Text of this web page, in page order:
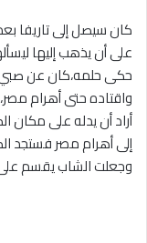
كان سيصل إلى تاريفا
على أن يذهب إليها
حكى حلمه،كان عن صبي
واقتاده حتى أهرام
أراد أن يدله على مكان
إلى أهرام مصر فستجد
وجعلت الشاب يقسم